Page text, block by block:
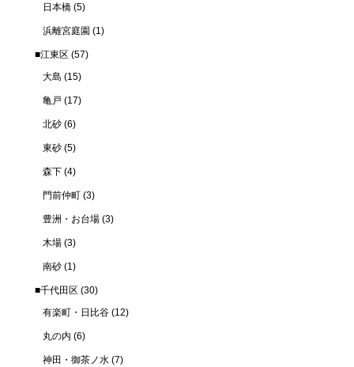
日本橋 (5)
浜離宮庭園 (1)
■江東区 (57)
大島 (15)
亀戸 (17)
北砂 (6)
東砂 (5)
森下 (4)
門前仲町 (3)
豊洲・お台場 (3)
木場 (3)
南砂 (1)
■千代田区 (30)
有楽町・日比谷 (12)
丸の内 (6)
神田・御茶ノ水 (7)